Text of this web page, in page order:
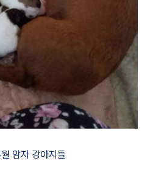
암자 강아지들